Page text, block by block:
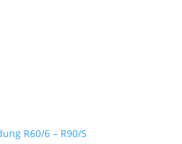
R60/6 – R90/S